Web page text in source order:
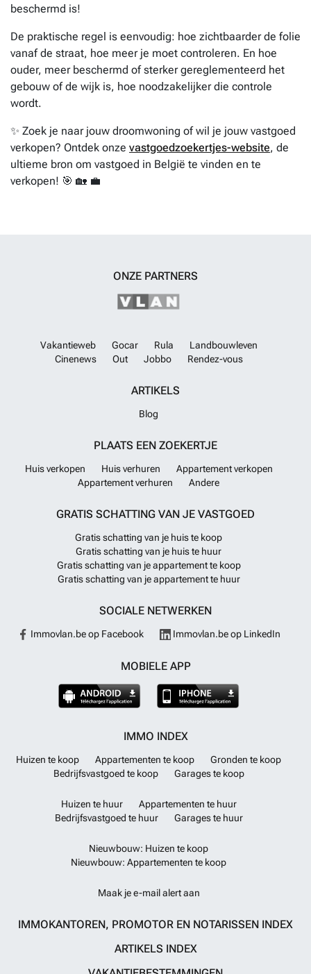
beschermd is!
De praktische regel is eenvoudig: hoe zichtbaarder de folie
vanaf de straat, hoe meer je moet controleren. En hoe
ouder, meer beschermd of sterker gereglementeerd het
gebouw of de wijk is, hoe noodzakelijker die controle
wordt.
✨ Zoek je naar jouw droomwoning of wil je jouw vastgoed
verkopen? Ontdek onze vastgoedzoekertjes-website, de
ultieme bron om vastgoed in België te vinden en te
verkopen! 🎯 🏡 💼
ONZE PARTNERS
Vakantieweb Gocar Rula
Landbouwleven
Cinenews
Out Jobbo Rendez-vous
ARTIKELS
Blog
PLAATS EEN ZOEKERTJE
Huis verkopen Huis verhuren
Appartement verkopen
Appartement verhuren
Andere
GRATIS SCHATTING VAN JE VASTGOED
Gratis schatting van je huis te koop
Gratis schatting van je huis te huur
Gratis schatting van je appartement te koop
Gratis schatting van je appartement te huur
SOCIALE NETWERKEN
Immovlan.be op Facebook Immovlan.be op LinkedIn
MOBIELE APP
IMMO INDEX
Huizen te koop Appartementen te koop
Gronden te koop
Bedrijfsvastgoed te koop
Garages te koop
Huizen te huur
Appartementen te huur
Bedrijfsvastgoed te huur
Garages te huur
Nieuwbouw: Huizen te koop
Nieuwbouw: Appartementen te koop
Maak je e-mail alert aan
IMMOKANTOREN, PROMOTOR EN NOTARISSEN INDEX
ARTIKELS INDEX